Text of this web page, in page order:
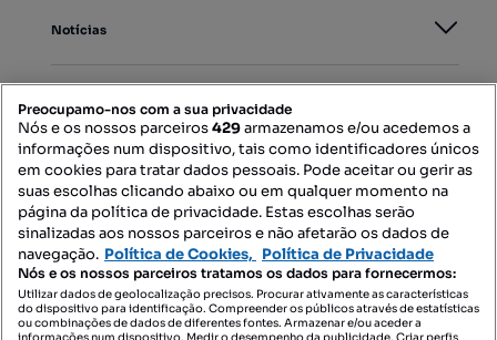
Notícias
Mapa do Site
Contacte-nos
SIGA-NOS:
Preocupamo-nos com a sua privacidade
Nós e os nossos parceiros429armazenamos e/ou acedemos a
informações num dispositivo, tais como identificadores únicos
em cookies para tratar dados pessoais. Pode aceitar ou gerir as
suas escolhas clicando abaixo ou em qualquer momento na
página da política de privacidade. Estas escolhas serão
sinalizadas aos nossos parceiros e não afetarão os dados de
navegação. Política de Cookies, Política de Privacidade
Nós e os nossos parceiros tratamos os dados para fornecermos:
Utilizar dados de geolocalização precisos. Procurar ativamente as características
do dispositivo para identificação. Compreender os públicos através de estatísticas
ou combinações de dados de diferentes fontes. Armazenar e/ou aceder a